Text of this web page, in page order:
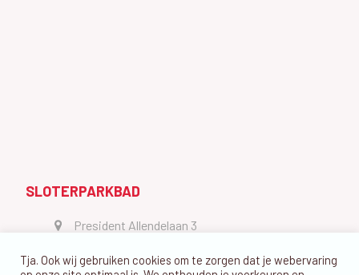
SLOTERPARKBAD
President Allendelaan 3
vragen@dedolfijn.com
Tja. Ook wij gebruiken cookies om te zorgen dat je webervaring